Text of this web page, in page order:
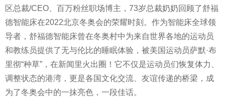
区总裁/CEO、百万粉丝职场博主，73岁总裁奶奶回顾了舒福
德智能床在2022北京冬奥会的荣耀时刻。作为智能床全球领
导者，舒福德智能床曾在冬奥村中为来自世界各地的运动员
和教练员提供了无与伦比的睡眠体验，被美国运动员萨默·布
里彻“种草”，在新闻里火出圈！它不仅是运动员们恢复体力、
调整状态的港湾，更是各国文化交流、友谊传递的桥梁，成
为了冬奥会中的一抹亮色，一段佳话。